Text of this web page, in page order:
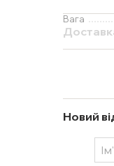
Вага
Новий